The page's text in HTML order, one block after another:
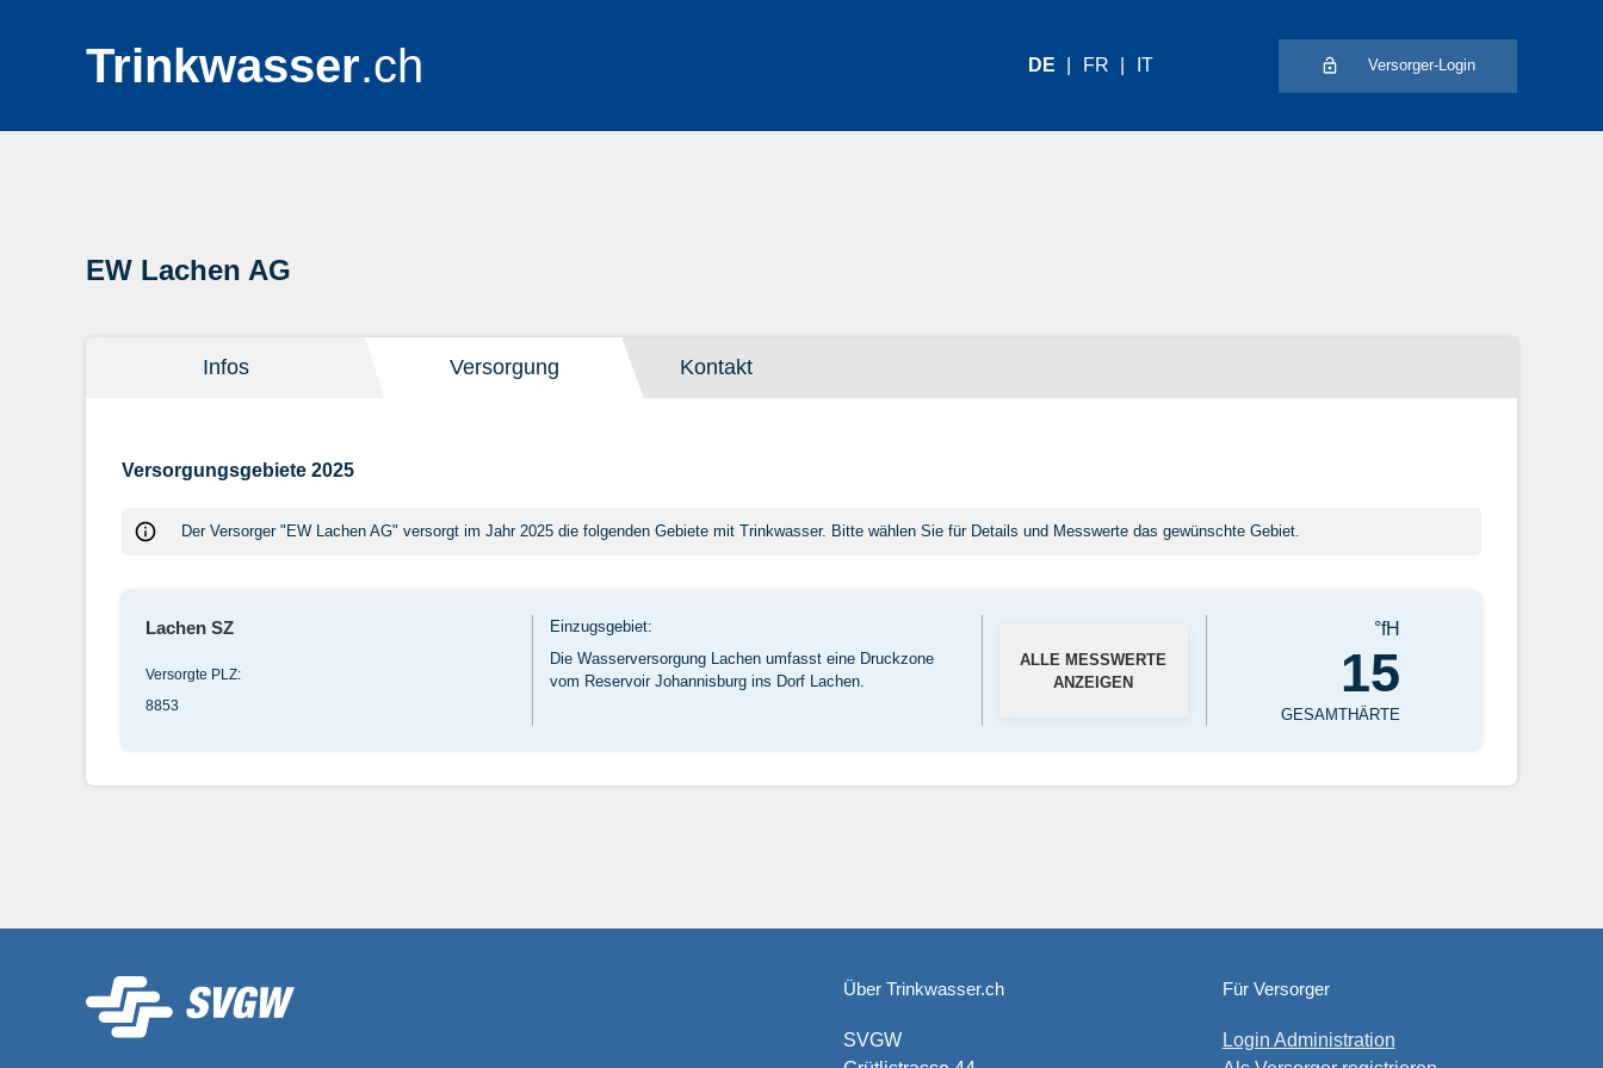
Trinkwasser.ch DE FR IT Versorger-Login
EW Lachen AG
Infos Versorgung Kontakt
Versorgungsgebiete 2025
Der Versorger "EW Lachen AG" versorgt im Jahr 2025 die folgenden Gebiete mit Trinkwasser. Bitte wählen Sie für Details und Messwerte das gewünschte Gebiet.
Lachen SZ
Versorgte PLZ:
8853
Einzugsgebiet:
Die Wasserversorgung Lachen umfasst eine Druckzone
vom Reservoir Johannisburg ins Dorf Lachen.
ALLE MESSWERTE
ANZEIGEN
°fH
15
GESAMTHÄRTE
Über Trinkwasser.ch
SVGW
Für Versorger
Login Administration